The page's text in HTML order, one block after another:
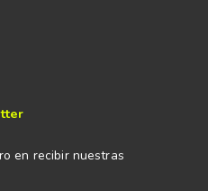
en recibir nuestras